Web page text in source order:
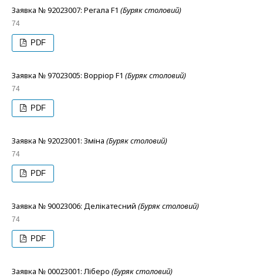
Заявка № 92023007: Регала F1 (Буряк столовий)
74
PDF
Заявка № 97023005: Ворріор F1 (Буряк столовий)
74
PDF
Заявка № 92023001: Зміна (Буряк столовий)
74
PDF
Заявка № 90023006: Делікатесний (Буряк столовий)
74
PDF
Заявка № 00023001: Ліберо (Буряк столовий)